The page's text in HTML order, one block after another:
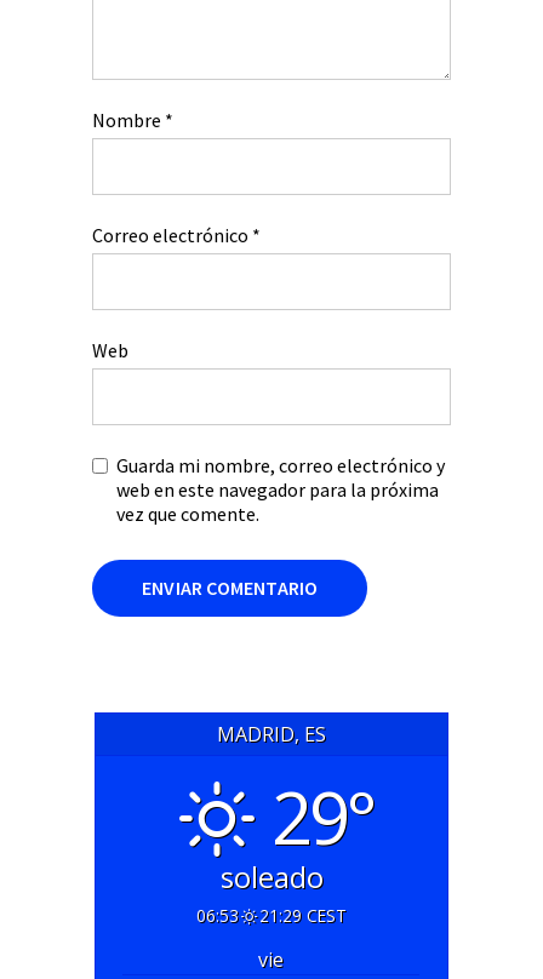
Nombre *
Correo electrónico *
Web
Guarda mi nombre, correo electrónico y
web en este navegador para la próxima
vez que comente.
MADRID, ES
29°
soleado
06:53 21:29 CEST
vie